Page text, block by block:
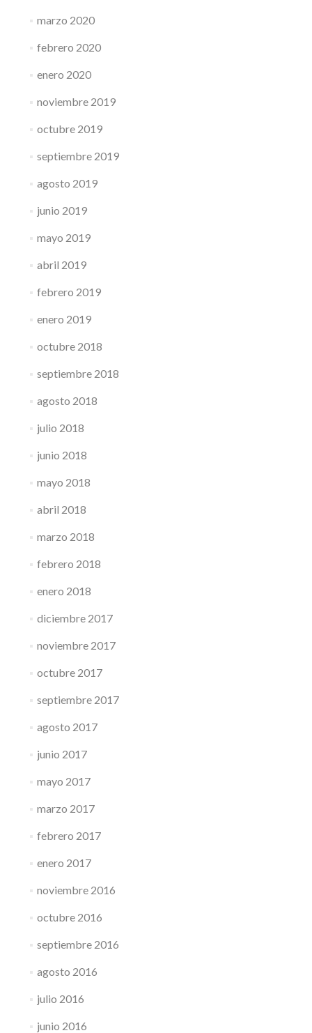
marzo 2020
febrero 2020
enero 2020
noviembre 2019
octubre 2019
septiembre 2019
agosto 2019
junio 2019
mayo 2019
abril 2019
febrero 2019
enero 2019
octubre 2018
septiembre 2018
agosto 2018
julio 2018
junio 2018
mayo 2018
abril 2018
marzo 2018
febrero 2018
enero 2018
diciembre 2017
noviembre 2017
octubre 2017
septiembre 2017
agosto 2017
junio 2017
mayo 2017
marzo 2017
febrero 2017
enero 2017
noviembre 2016
octubre 2016
septiembre 2016
agosto 2016
julio 2016
junio 2016